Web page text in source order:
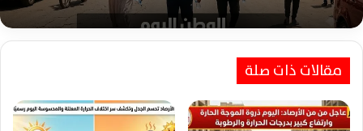
مقالات ذات صلة